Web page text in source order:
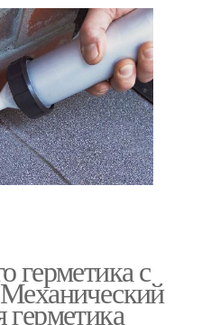
герметика с
герметика